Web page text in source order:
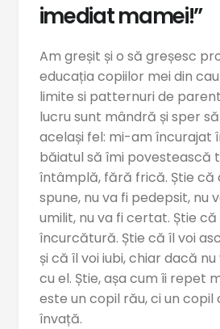
imediat mamei!”
Am greșit și o să greșesc
educația copiilor mei din
limite si patternuri de
lucru sunt mândră și sper
același fel: mi-am încurajat
băiatul să îmi povestească
întâmplă, fără frică. Știe că
spune, nu va fi pedepsit, nu
umilit, nu va fi certat. Știe
încurcătură. Știe că îl voi
și că îl voi iubi, chiar dacă
cu el. Știe, așa cum îi repet
este un copil rău, ci un copil
învață.